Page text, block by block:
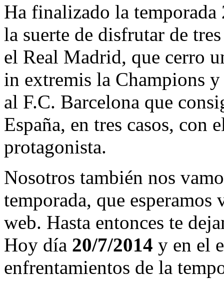
Ha finalizado la
la suerte de disfrutar de
el Real Madrid, que cerro
in extremis la Champions
al F.C. Barcelona que
España, en tres casos,
protagonista.
Nosotros también nos
temporada, que esperamos
web. Hasta entonces te
Hoy día 20/7/2014 y en el
enfrentamientos de la